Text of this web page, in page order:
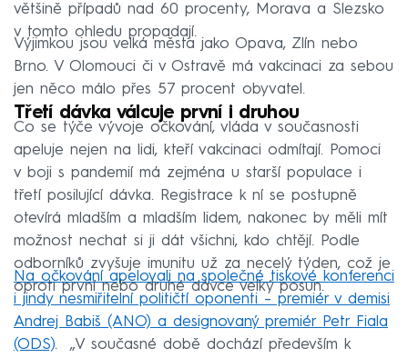
většině případů nad 60 procenty, Morava a Slezsko
v tomto ohledu propadají.
Výjimkou jsou velká města jako Opava, Zlín nebo
Brno. V Olomouci či v Ostravě má vakcinaci za sebou
jen něco málo přes 57 procent obyvatel.
Třetí dávka válcuje první i druhou
Co se týče vývoje očkování, vláda v současnosti
apeluje nejen na lidi, kteří vakcinaci odmítají. Pomoci
v boji s pandemií má zejména u starší populace i
třetí posilující dávka. Registrace k ní se postupně
otevírá mladším a mladším lidem, nakonec by měli mít
možnost nechat si ji dát všichni, kdo chtějí. Podle
odborníků zvyšuje imunitu už za necelý týden, což je
oproti první nebo druhé dávce velký posun.
Na očkování apelovali na společné tiskové konferenci
i jindy nesmiřitelní političtí oponenti – premiér v demisi
Andrej Babiš (ANO) a designovaný premiér Petr Fiala
(ODS). „V současné době dochází především k